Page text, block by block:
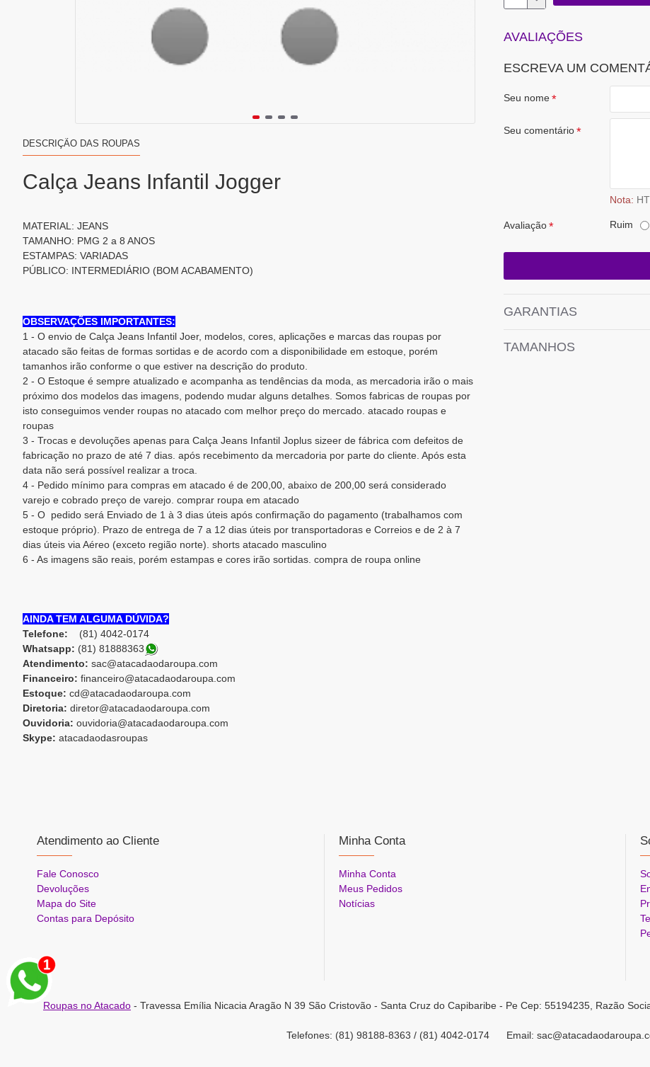
DESCRIÇÃO DAS ROUPAS
Calça Jeans Infantil Jogger
MATERIAL: JEANS
TAMANHO: PMG 2 a 8 ANOS
ESTAMPAS: VARIADAS
PÚBLICO: INTERMEDIÁRIO (BOM ACABAMENTO)
OBSERVAÇÕES IMPORTANTES:
1 - O envio de Calça Jeans Infantil Joer, modelos, cores, aplicações e marcas das roupas por
atacado são feitas de formas sortidas e de acordo com a disponibilidade em estoque, porém
tamanhos irão conforme o que estiver na descrição do produto.
2 - O Estoque é sempre atualizado e acompanha as tendências da moda, as mercadoria irão o mais
próximo dos modelos das imagens, podendo mudar alguns detalhes. Somos fabricas de roupas por
isto conseguimos vender roupas no atacado com melhor preço do mercado. atacado roupas e
roupas
3 - Trocas e devoluções apenas para Calça Jeans Infantil Joplus sizeer de fábrica com defeitos de
fabricação no prazo de até 7 dias. após recebimento da mercadoria por parte do cliente. Após esta
data não será possível realizar a troca.
4 - Pedido mínimo para compras em atacado é de 200,00, abaixo de 200,00 será considerado
varejo e cobrado preço de varejo. comprar roupa em atacado
5 - O pedido será Enviado de 1 à 3 dias úteis após confirmação do pagamento (trabalhamos com
estoque próprio). Prazo de entrega de 7 a 12 dias úteis por transportadoras e Correios e de 2 à 7
dias úteis via Aéreo (exceto região norte). shorts atacado masculino
6 - As imagens são reais, porém estampas e cores irão sortidas. compra de roupa online
AINDA TEM ALGUMA DÚVIDA?
Telefone: (81) 4042-0174
Whatsapp: (81) 81888363
Atendimento: sac@atacadaodaroupa.com
Financeiro: financeiro@atacadaodaroupa.com
Estoque: cd@atacadaodaroupa.com
Diretoria: diretor@atacadaodaroupa.com
Ouvidoria: ouvidoria@atacadaodaroupa.com
Skype: atacadaodasroupas
AVALIAÇÕES
ESCREVA UM
Seu nome
Seu comentário
Nota:
Avaliação Ruim
GARANTIAS
TAMANHOS
Atendimento ao Cliente
Fale Conosco
Devoluções
Mapa do Site
Contas para Depósito
Minha Conta
Minha Conta
Meus Pedidos
Notícias
Roupas no Atacado- Travessa Emília Nicacia Aragão N 39 São Cristovão - Santa Cruz do Capibaribe - Pe Cep: 55194235, Razão
Telefones: (81) 98188-8363 / (81) 4042-0174 Email: